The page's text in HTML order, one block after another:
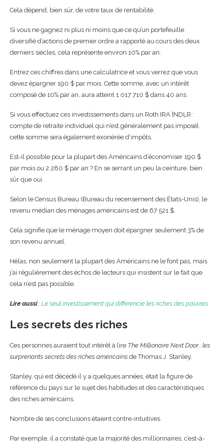
Cela dépend, bien sûr, de votre taux de rentabilité.
Si vous ne gagnez ni plus ni moins que ce qu’un portefeuille
diversifié d’actions de premier ordre a rapporté au cours des deux
derniers siècles, cela représente environ 10% par an.
Entrez ces chiffres dans une calculatrice et vous verrez que vous
devez épargner 190 $ par mois. Cette somme, avec un intérêt
composé de 10% par an, aura atteint 1 017 710 $ dans 40 ans.
Si vous effectuez ces investissements dans un Roth IRA [NDLR :
compte de retraite individuel qui n’est généralement pas imposé],
cette somme sera également exonérée d’impôts.
Est-il possible pour la plupart des Américains d’économiser 190 $
par mois ou 2 280 $ par an ? En se serrant un peu la ceinture, bien
sûr que oui.
Selon le Census Bureau (Bureau du recensement des États-Unis), le
revenu médian des ménages américains est de 67 521 $.
Cela signifie que le ménage moyen doit épargner seulement 3% de
son revenu annuel.
Hélas, non seulement la plupart des Américains ne le font pas, mais
j’ai régulièrement des échos de lecteurs qui insistent sur le fait que
cela n’est pas possible.
Lire aussi: Le seul investissement qui différencie les riches des pauvres
Les secrets des riches
Ces personnes auraient tout intérêt à lire The Millionaire Next Door : les
surprenants secrets des riches américains de Thomas J. Stanley.
Stanley, qui est décédé il y a quelques années, était la figure de
référence du pays sur le sujet des habitudes et des caractéristiques
des riches américains.
Nombre de ses conclusions étaient contre-intuitives.
Par exemple, il a constaté que la majorité des millionnaires, c’est-à-